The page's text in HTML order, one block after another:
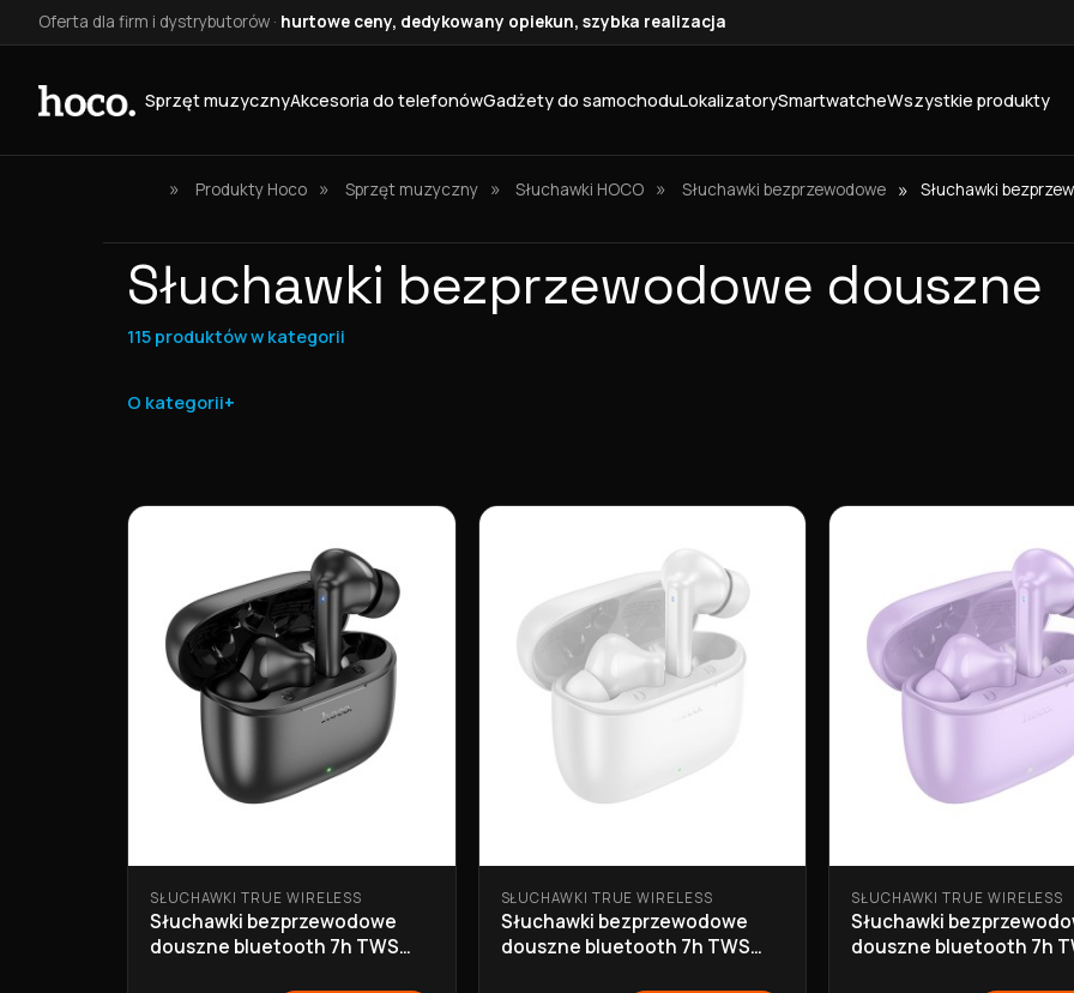
Oferta dla firm i dystrybutorów · hurtowe ceny, dedykowany opiekun, szybka realizacja
Sprzęt muzycznyAkcesoria do telefonówGadżety do samochoduLokalizatorySmartwatcheWszystkie produkty
» Produkty Hoco » Sprzęt muzyczny » Słuchawki HOCO » Słuchawki bezprzewodowe » Słuchawki
Słuchawki bezprzewodowe douszne
115 produktów w kategorii
O kategorii
Lista produktów
SŁUCHAWKI TRUE WIRELESS
Słuchawki bezprzewodowe
douszne bluetooth 7h TWS
SŁUCHAWKI TRUE WIRELESS
Słuchawki bezprzewodowe
douszne bluetooth 7h TWS
SŁUCHAWKI TRUE WIRELESS
Słuchawki
douszne bluetooth 7h